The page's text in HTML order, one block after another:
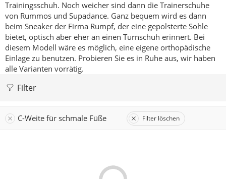
Trainingsschuh. Noch weicher sind dann die Trainerschuhe
von Rummos und Supadance. Ganz bequem wird es dann
beim Sneaker der Firma Rumpf, der eine gepolsterte Sohle
bietet, optisch aber eher an einen Turnschuh erinnert. Bei
diesem Modell wäre es möglich, eine eigene orthopädische
Einlage zu benutzen. Probieren Sie es in Ruhe aus, wir haben
alle Varianten vorrätig.
Filter
C-Weite für schmale Füße Filter löschen